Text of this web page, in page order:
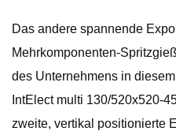
Das andere spannende
Mehrkomponenten-
des Unternehmens in
IntElect multi 130/520x520-
zweite, vertikal positionierte